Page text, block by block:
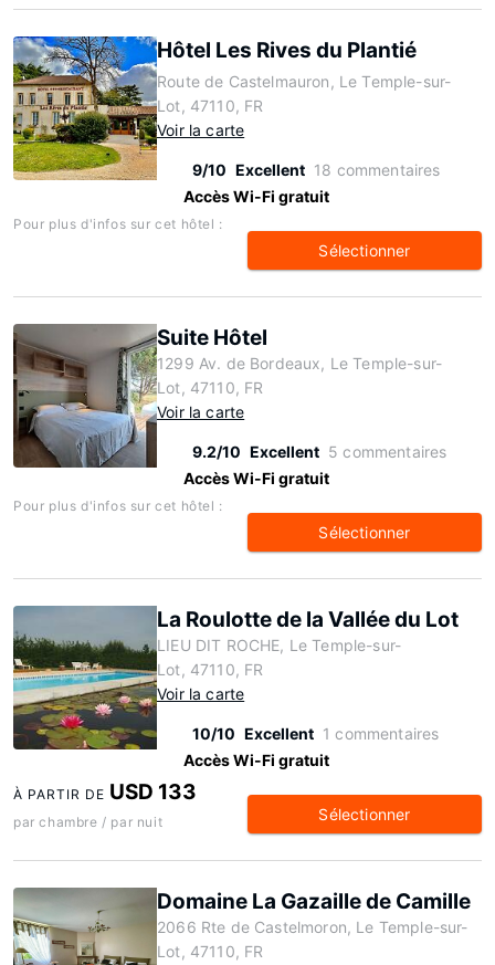
Hôtel Les Rives du Plantié
Route de Castelmauron, Le Temple-sur-
Lot, 47110, FR
Voir la carte
9/10 Excellent 18 commentaires
Accès Wi-Fi gratuit
Pour plus d'infos sur cet hôtel :
Sélectionner
Suite Hôtel
1299 Av. de Bordeaux, Le Temple-sur-
Lot, 47110, FR
Voir la carte
9.2/10 Excellent 5 commentaires
Accès Wi-Fi gratuit
Pour plus d'infos sur cet hôtel :
Sélectionner
La Roulotte de la Vallée du Lot
LIEU DIT ROCHE, Le Temple-sur-
Lot, 47110, FR
Voir la carte
10/10 Excellent 1 commentaires
Accès Wi-Fi gratuit
À PARTIR DE USD 133
par chambre / par nuit Sélectionner
Domaine La Gazaille de Camille
2066 Rte de Castelmoron, Le Temple-sur-
Lot, 47110, FR